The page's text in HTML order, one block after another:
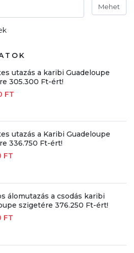
Mehet
utazás a karibi Guadeloupe
305.300 Ft-ért!
FT
utazás a Karibi Guadeloupe
336.750 Ft-ért!
FT
álomutazás a csodás karibi
szigetére 376.250 Ft-ért!
FT